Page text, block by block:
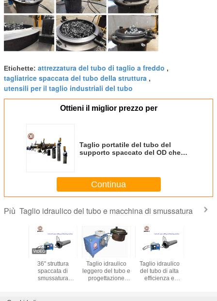
Etichette: attrezzatura del tubo di taglio a freddo ,
tagliatrice spaccata del tubo della struttura ,
utensili per il taglio industriali del tubo
Ottieni il miglior prezzo per
Taglio portatile del tubo del
supporto spaccato del OD che
Continua
Più Taglio idraulico del tubo e macchina di smussatura
36" struttura
spaccata di
smussatura
Taglio idraulico
leggero del tubo e
progettazione
Taglio idraulico
del tubo di alta
efficienza e